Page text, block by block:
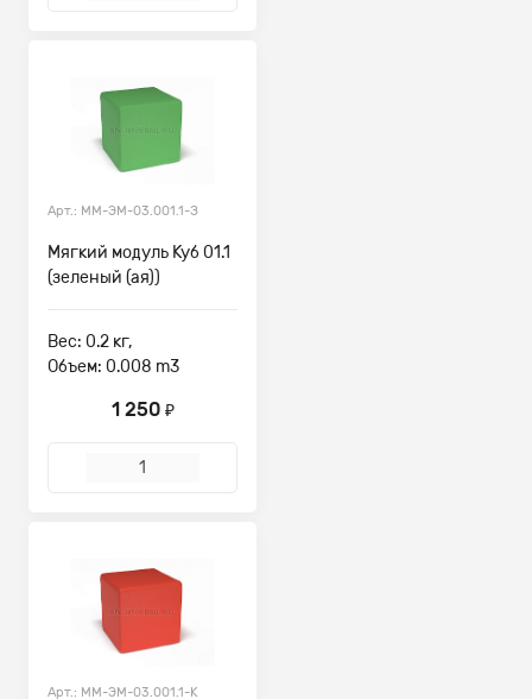
Арт.: ММ-ЭМ-03.001.1-З
Мягкий модуль Куб 01.1
(зеленый (ая))
Вес: 0.2 кг,
Объем: 0.008 m3
1 250 ₽
Арт.: ММ-ЭМ-03.001.1-К